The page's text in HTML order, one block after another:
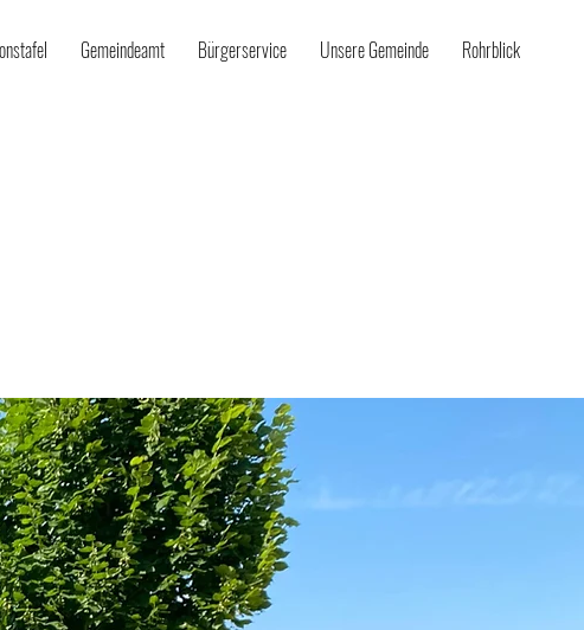
Gemeindeamt Bürgerservice Unsere Gemeinde Rohrblick